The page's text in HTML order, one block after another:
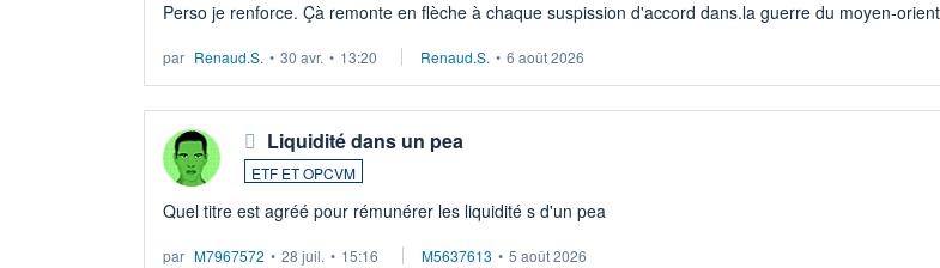
Perso je renforce. Çà remonte en flèche à chaque suspission d'accord dans.la guerre du moyen-
par Renaud.S. • 30 avr. • 13:20 Renaud.S. • 6 août 2026
Liquidité dans un pea
ETF ET OPCVM
Quel titre est agréé pour rémunérer les liquidité s d'un pea
par M7967572 • 28 juil. • 15:16 M5637613 • 5 août 2026